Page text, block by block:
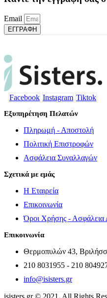
Email
ΕΓΓΡΑΦΗ
Facebook Instagram Tiktok
Εξυπηρέτηση Πελατών
Πληρωμή - Αποστολή
Πολιτική Επιστροφών
Ασφάλεια Συναλλαγών
Σχετικά με εμάς
Η Εταιρεία
Επικοινωνία
Όροι Χρήσης - Ασφάλεια
Επικοινωνία
Θερμοπυλών 43,
210 8031955 - 210
info@isisters.gr
isisters.gr © 2021. All Rights